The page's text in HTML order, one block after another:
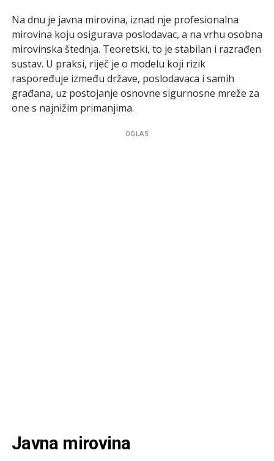
Na dnu je javna mirovina, iznad nje profesionalna
mirovina koju osigurava poslodavac, a na vrhu osobna
mirovinska štednja. Teoretski, to je stabilan i razrađen
sustav. U praksi, riječ je o modelu koji rizik
raspoređuje između države, poslodavaca i samih
građana, uz postojanje osnovne sigurnosne mreže za
one s najnižim primanjima.
OGLAS
Javna mirovina